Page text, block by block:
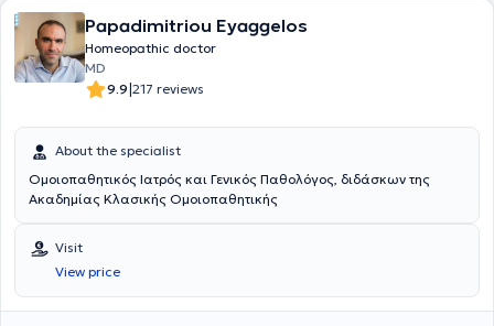
Papadimitriou Eyaggelos
Homeopathic doctor
MD
9.9|217 reviews
About the specialist
Ομοιοπαθητικός Ιατρός και Γενικός Παθολόγος, διδάσκων της
Ακαδημίας Κλασικής Ομοιοπαθητικής
Visit
View price